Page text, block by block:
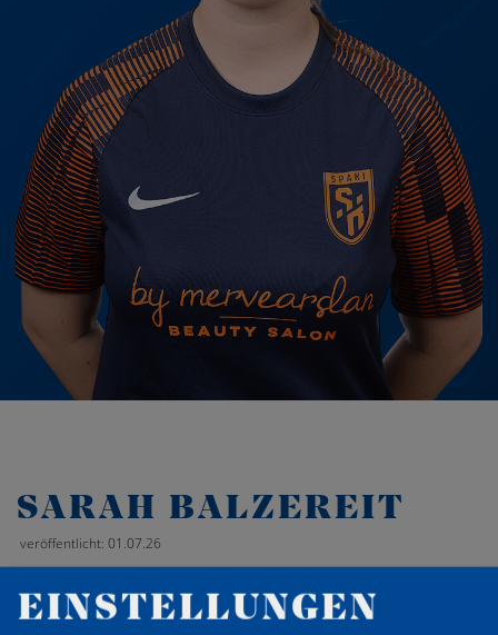
SARAH BALZEREIT
veröffentlicht: 01.07.26
‹ Zurück zur Übersicht
EINSTELLUNGEN